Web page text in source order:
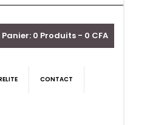
Panier: 0 Produits - 0 CFA
CONTACT